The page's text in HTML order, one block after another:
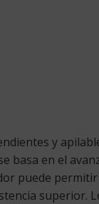
y
en el
puede
superior.